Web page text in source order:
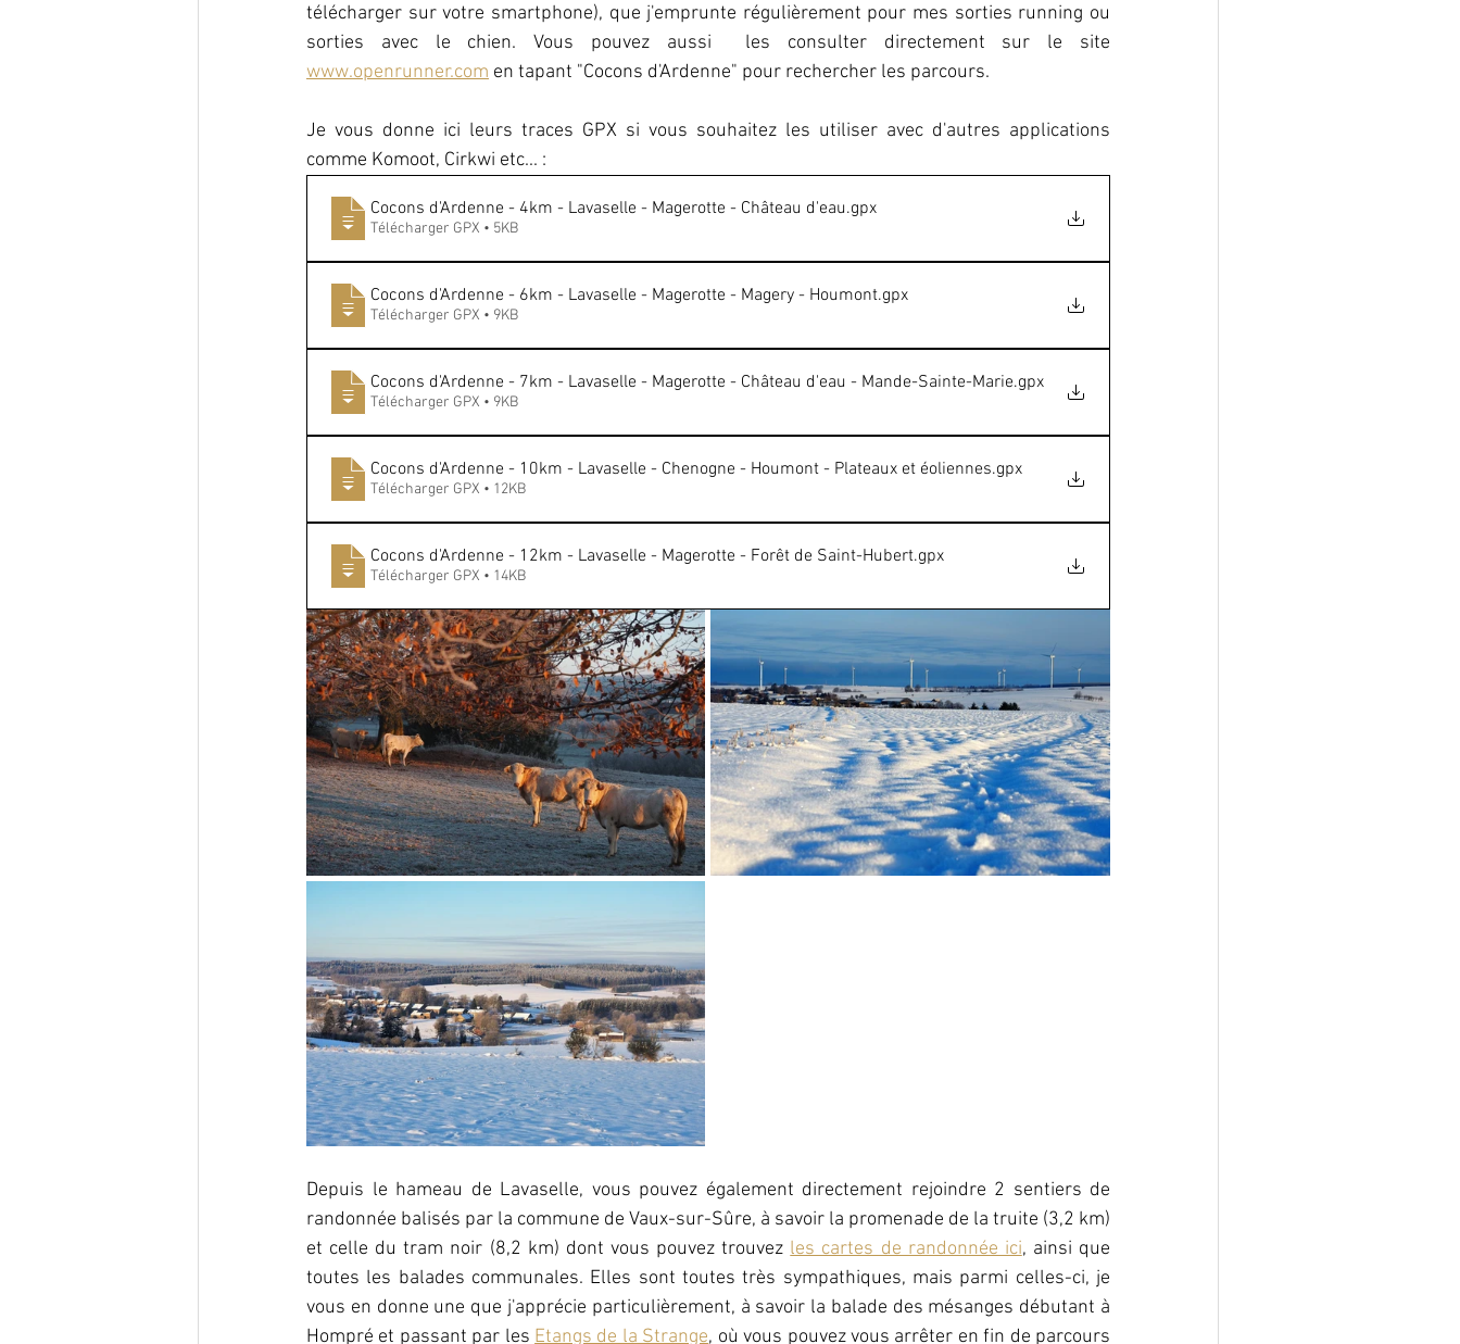
télécharger sur votre smartphone), que j'emprunte régulièrement pour mes sorties running ou
www.openrunner.com en tapant "Cocons d'Ardenne" pour rechercher les parcours.
Je vous donne ici leurs traces GPX si vous souhaitez les utiliser avec d'autres applications
comme Komoot, Cirkwi etc... :
Cocons d'Ardenne - 4km - Lavaselle - Magerotte - Château d'eau.gpx
Télécharger GPX • 5KB
Cocons d'Ardenne - 6km - Lavaselle - Magerotte - Magery - Houmont.gpx
Télécharger GPX • 9KB
Cocons d'Ardenne - 7km - Lavaselle - Magerotte - Château d'eau - Mande-Sainte-Marie.gpx
Télécharger GPX • 9KB
Cocons d'Ardenne - 10km - Lavaselle - Chenogne - Houmont - Plateaux et éoliennes.gpx
Télécharger GPX • 12KB
Cocons d'Ardenne - 12km - Lavaselle - Magerotte - Forêt de Saint-Hubert.gpx
Télécharger GPX • 14KB
Depuis le hameau de Lavaselle, vous pouvez également directement rejoindre 2 sentiers de
randonnée balisés par la commune de Vaux-sur-Sûre, à savoir la promenade de la truite (3,2 km)
et celle du tram noir (8,2 km) dont vous pouvez trouvez les cartes de randonnée ici, ainsi que
toutes les balades communales. Elles sont toutes très sympathiques, mais parmi celles-ci, je
vous en donne une que j'apprécie particulièrement, à savoir la balade des mésanges débutant à
Hompré et passant par les Etangs de la Strange, où vous pouvez vous arrêter en fin de parcours